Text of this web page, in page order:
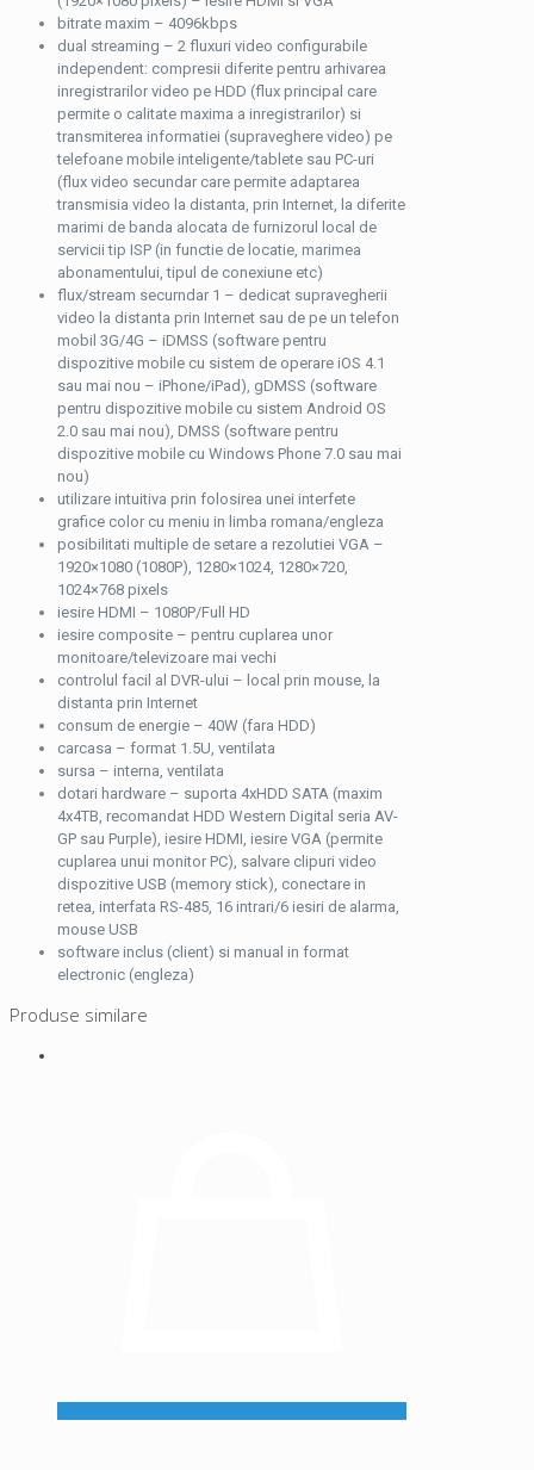
bitrate maxim – 4096kbps
dual streaming – 2 fluxuri video configurabile
independent: compresii diferite pentru arhivarea
inregistrarilor video pe HDD (flux principal care
permite o calitate maxima a inregistrarilor) si
transmiterea informatiei (supraveghere video) pe
telefoane mobile inteligente/tablete sau PC-uri
(flux video secundar care permite adaptarea
transmisia video la distanta, prin Internet, la diferite
marimi de banda alocata de furnizorul local de
servicii tip ISP (in functie de locatie, marimea
abonamentului, tipul de conexiune etc)
flux/stream securndar 1 – dedicat supravegherii
video la distanta prin Internet sau de pe un telefon
mobil 3G/4G – iDMSS (software pentru
dispozitive mobile cu sistem de operare iOS 4.1
sau mai nou – iPhone/iPad), gDMSS (software
pentru dispozitive mobile cu sistem Android OS
2.0 sau mai nou), DMSS (software pentru
dispozitive mobile cu Windows Phone 7.0 sau mai
nou)
utilizare intuitiva prin folosirea unei interfete
grafice color cu meniu in limba romana/engleza
posibilitati multiple de setare a rezolutiei VGA –
1920×1080 (1080P), 1280×1024, 1280×720,
1024×768 pixels
iesire HDMI – 1080P/Full HD
iesire composite – pentru cuplarea unor
monitoare/televizoare mai vechi
controlul facil al DVR-ului – local prin mouse, la
distanta prin Internet
consum de energie – 40W (fara HDD)
carcasa – format 1.5U, ventilata
sursa – interna, ventilata
dotari hardware – suporta 4xHDD SATA (maxim
4x4TB, recomandat HDD Western Digital seria AV-
GP sau Purple), iesire HDMI, iesire VGA (permite
cuplarea unui monitor PC), salvare clipuri video
dispozitive USB (memory stick), conectare in
retea, interfata RS-485, 16 intrari/6 iesiri de alarma,
mouse USB
software inclus (client) si manual in format
electronic (engleza)
Produse similare